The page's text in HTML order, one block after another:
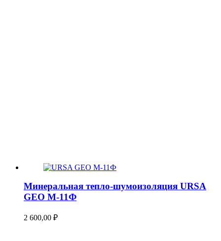
Минеральная тепло-шумоизоляция URSA
GEO М-11Ф
2 600,00 ₽